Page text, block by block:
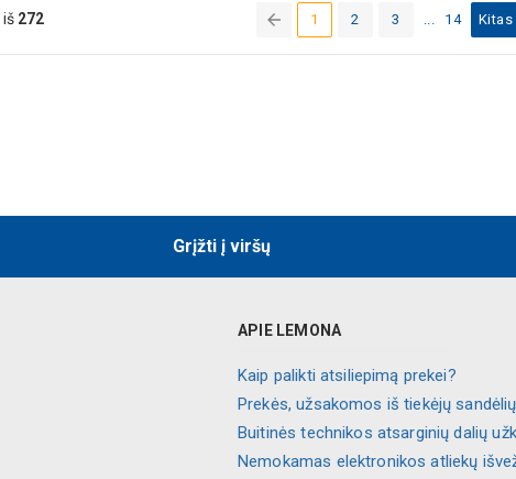
1(current)
2 3 14 Kitas
iš 272
Grįžti į viršų
APIE LEMONA
Kaip palikti atsiliepimą prekei?
Prekės, užsakomos iš tiekėjų sandėlių
Buitinės technikos atsarginių dalių
Nemokamas elektronikos atliekų